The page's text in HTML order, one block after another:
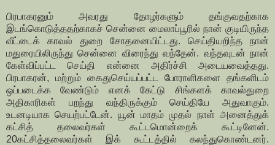
பிரபாகரனும் அவரது தோழர்களும் தங்குவதற்காக
இடங்கொடுத்ததற்காகச் சென்னை மைலாப்பூரில் நான் குடியிருந்த
வீட்டைக் காவல் துறை சோதனையிட்டது. செய்தியறிந்த நான்
மதுரையிலிருந்து சென்னை விரைந்து வந்தேன். வந்தவுடன் நான்
கேள்விப்பட்ட செய்தி என்னை அதிர்ச்சி அடையவைத்தது.
பிரபாகரன், மற்றும் கைதுசெய்யப்பட்ட போராளிகளை தங்களிடம்
ஒப்படைக்க வேண்டும் எனக் கேட்டு சிங்களக் காவல்துறை
அதிகாரிகள் பறந்து வந்திருக்கும் செய்தியே அதுவாகும்.
உடனடியாக செயற்பட்டேன். யூன் மாதம் முதல் நாள் அனைத்துக்
கட்சித் தலைவர்கள் கூட்டமொன்றைக் கூட்டினேன்.
20கட்சித்தலைவர்கள் இக் கூட்டத்தில் கலந்துகொண்டனர்.